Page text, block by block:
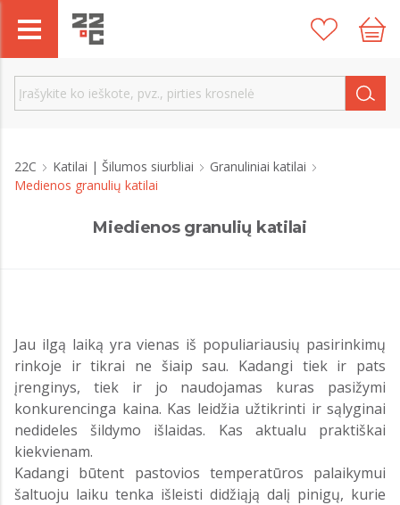
22C Katilai | Šilumos siurbliai
Granuliniai katilai
Medienos granulių katilai
Miedienos granulių katilai
Jau ilgą laiką yra vienas iš populiariausių pasirinkimų
rinkoje ir tikrai ne šiaip sau. Kadangi tiek ir pats
įrenginys, tiek ir jo naudojamas kuras pasižymi
konkurencinga kaina. Kas leidžia užtikrinti ir sąlyginai
nedideles šildymo išlaidas. Kas aktualu praktiškai
kiekvienam.
Kadangi būtent pastovios temperatūros palaikymui
šaltuoju laiku tenka išleisti didžiąją dalį pinigų, kurie